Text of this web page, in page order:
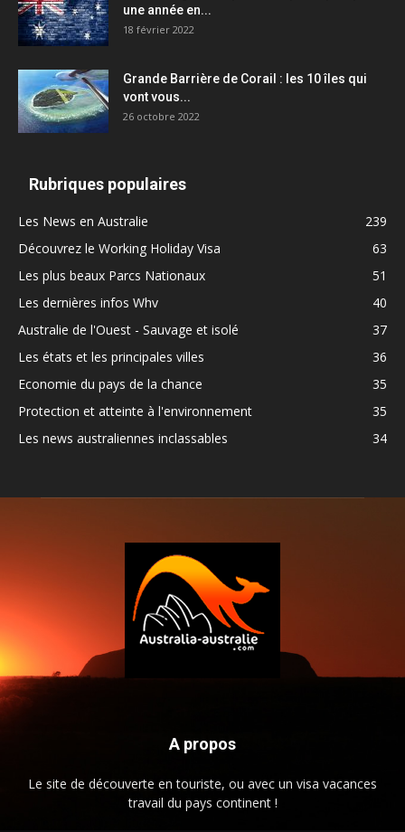
une année en...
18 février 2022
Grande Barrière de Corail : les 10 îles qui
vont vous...
26 octobre 2022
Rubriques populaires
Les News en Australie
239
Découvrez le Working Holiday Visa
63
Les plus beaux Parcs Nationaux
51
Les dernières infos Whv
40
Australie de l'Ouest - Sauvage et isolé
37
Les états et les principales villes
36
Economie du pays de la chance
35
Protection et atteinte à l'environnement
35
Les news australiennes inclassables
34
A propos
Le site de découverte en touriste, ou avec un visa vacances
travail du pays continent !